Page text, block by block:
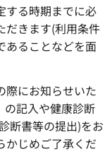
する時期までに必
だきます(利用条件
あることなどを面
際にお知らせいた
の記入や健康診断
断書等の提出)をお
かじめご了承くだ